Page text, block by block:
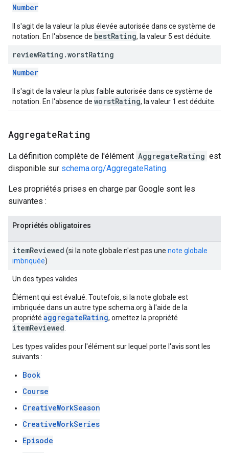
Number
Il s'agit de la valeur la plus élevée autorisée dans ce système de
notation. En l'absence de bestRating, la valeur 5 est déduite.
reviewRating .worstRating
Number
Il s'agit de la valeur la plus faible autorisée dans ce système de
notation. En l'absence de worstRating, la valeur 1 est déduite.
AggregateRating
La définition complète de l'élément AggregateRating est
disponible sur schema.org/AggregateRating.
Les propriétés prises en charge par Google sont les
suivantes :
Propriétés obligatoires
itemReviewed (si la note globale n'est pas une note globale
imbriquée)
Un des types valides
Élément qui est évalué. Toutefois, si la note globale est
imbriquée dans un autre type schema.org à l'aide de la
propriété aggregateRating, omettez la propriété
itemReviewed
Les types valides pour l'élément sur lequel porte l'avis sont les
suivants :
Book
Course
CreativeWorkSeason
CreativeWorkSeries
Episode